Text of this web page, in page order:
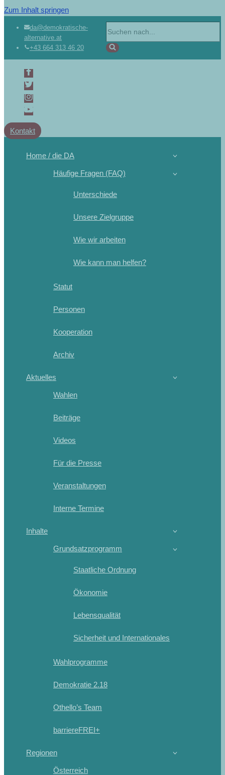
Zum Inhalt springen
da@demokratische-
alternative.at
+43 664 313 46 20
Kontakt
Home / die DA
Häufige Fragen (FAQ)
Unterschiede
Unsere Zielgruppe
Wie wir arbeiten
Wie kann man helfen?
Statut
Personen
Kooperation
Archiv
Aktuelles
Wahlen
Beiträge
Videos
Für die Presse
Veranstaltungen
Interne Termine
Inhalte
Grundsatzprogramm
Staatliche Ordnung
Ökonomie
Lebensqualität
Sicherheit und Internationales
Wahlprogramme
Demokratie 2.18
Othello’s Team
barriereFREI+
Regionen
Österreich